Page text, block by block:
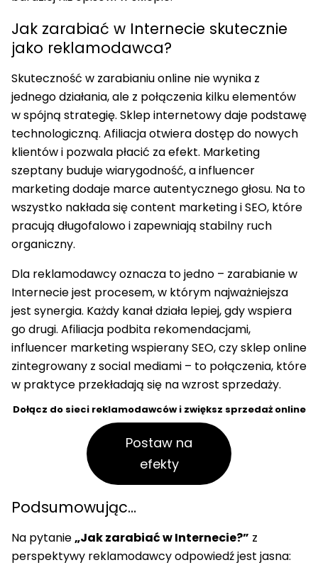
Jak zarabiać w Internecie skutecznie
jako reklamodawca?
Skuteczność w zarabianiu online nie wynika z
jednego działania, ale z połączenia kilku elementów
w spójną strategię. Sklep internetowy daje podstawę
technologiczną. Afiliacja otwiera dostęp do nowych
klientów i pozwala płacić za efekt. Marketing
szeptany buduje wiarygodność, a influencer
marketing dodaje marce autentycznego głosu. Na to
wszystko nakłada się content marketing i SEO, które
pracują długofalowo i zapewniają stabilny ruch
organiczny.
Dla reklamodawcy oznacza to jedno – zarabianie w
Internecie jest procesem, w którym najważniejsza
jest synergia. Każdy kanał działa lepiej, gdy wspiera
go drugi. Afiliacja podbita rekomendacjami,
influencer marketing wspierany SEO, czy sklep online
zintegrowany z social mediami – to połączenia, które
w praktyce przekładają się na wzrost sprzedaży.
Dołącz do sieci reklamodawców i zwiększ sprzedaż online
Postaw na
efekty
Podsumowując…
Na pytanie„Jak zarabiać w Internecie?” z
perspektywy reklamodawcy odpowiedź jest jasna: